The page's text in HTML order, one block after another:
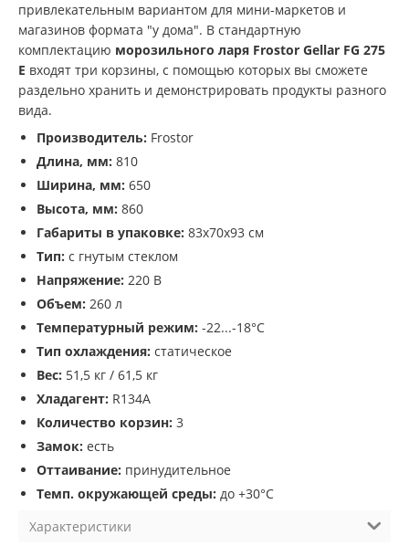
привлекательным вариантом для мини-маркетов и
магазинов формата "у дома". В стандартную
комплектацию морозильного ларя Frostor Gellar FG 275
E входят три корзины, с помощью которых вы сможете
раздельно хранить и демонстрировать продукты разного
вида.
Производитель: Frostor
Длина, мм: 810
Ширина, мм: 650
Высота, мм: 860
Габариты в упаковке: 83х70х93 см
Тип: с гнутым стеклом
Напряжение: 220 В
Объем: 260 л
Температурный режим: -22...-18°С
Тип охлаждения: статическое
Вес: 51,5 кг / 61,5 кг
Хладагент: R134A
Количество корзин: 3
Замок: есть
Оттаивание: принудительное
Темп. окружающей среды: до +30°С
Характеристики